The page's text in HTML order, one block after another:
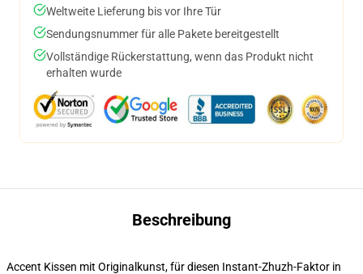
Weltweite Lieferung bis vor Ihre Tür
Sendungsnummer für alle Pakete bereitgestellt
Vollständige Rückerstattung, wenn das Produkt nicht
erhalten wurde
Beschreibung
Accent Kissen mit Originalkunst, für diesen Instant-Zhuzh-Faktor in